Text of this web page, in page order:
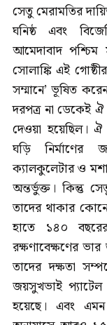
সেতু মেরামতির
ঘনিষ্ঠ এবং
আমেদাবাদ পশ্চিম
সোলাঙ্কি এই
সম্মানে’ ভূষিত
দরপত্র না ডেকেই ঐ
দেওয়া হয়েছিল। ঐ
ঘড়ি নির্মাণের
ক্যালকুলেটার ও
অন্তর্ভুক্ত। কিন্তু
তাদের থাকার
হাতে ১৪০
রক্ষণাবেক্ষণের
তাদের দক্ষতা
জয়সুখভাই
হয়েছে। এবং